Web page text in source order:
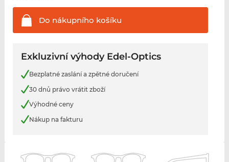
Do nákupního košíku
Exkluzivní výhody Edel-Optics
Bezplatné zaslání a zpětné doručení
30 dnů právo vrátit zboží
Výhodné ceny
Nákup na fakturu